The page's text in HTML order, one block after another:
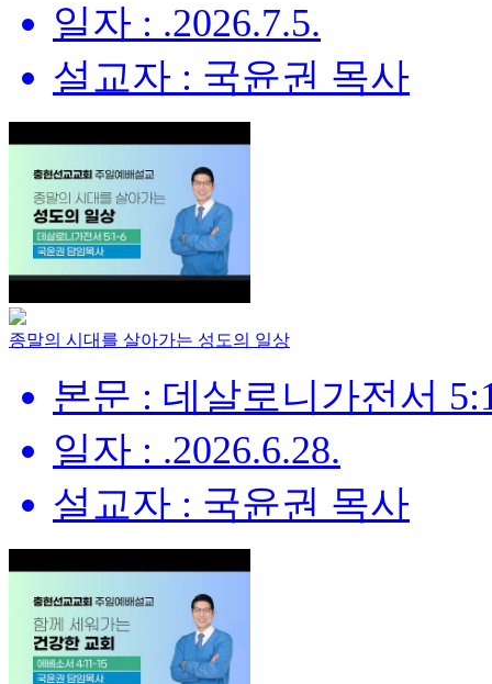
일자 : .2026.7.5.
설교자 : 국윤권 목사
종말의 시대를 살아가는 성도의 일상
본문 : 데살로니가전서
일자 : .2026.6.28.
설교자 : 국윤권 목사